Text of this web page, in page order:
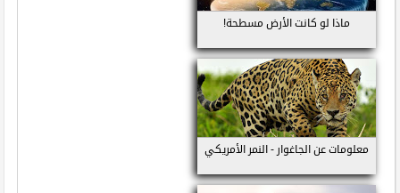
ماذا لو كانت الأرض مسطحة!
معلومات عن الجاغوار - النمر الأمريكي